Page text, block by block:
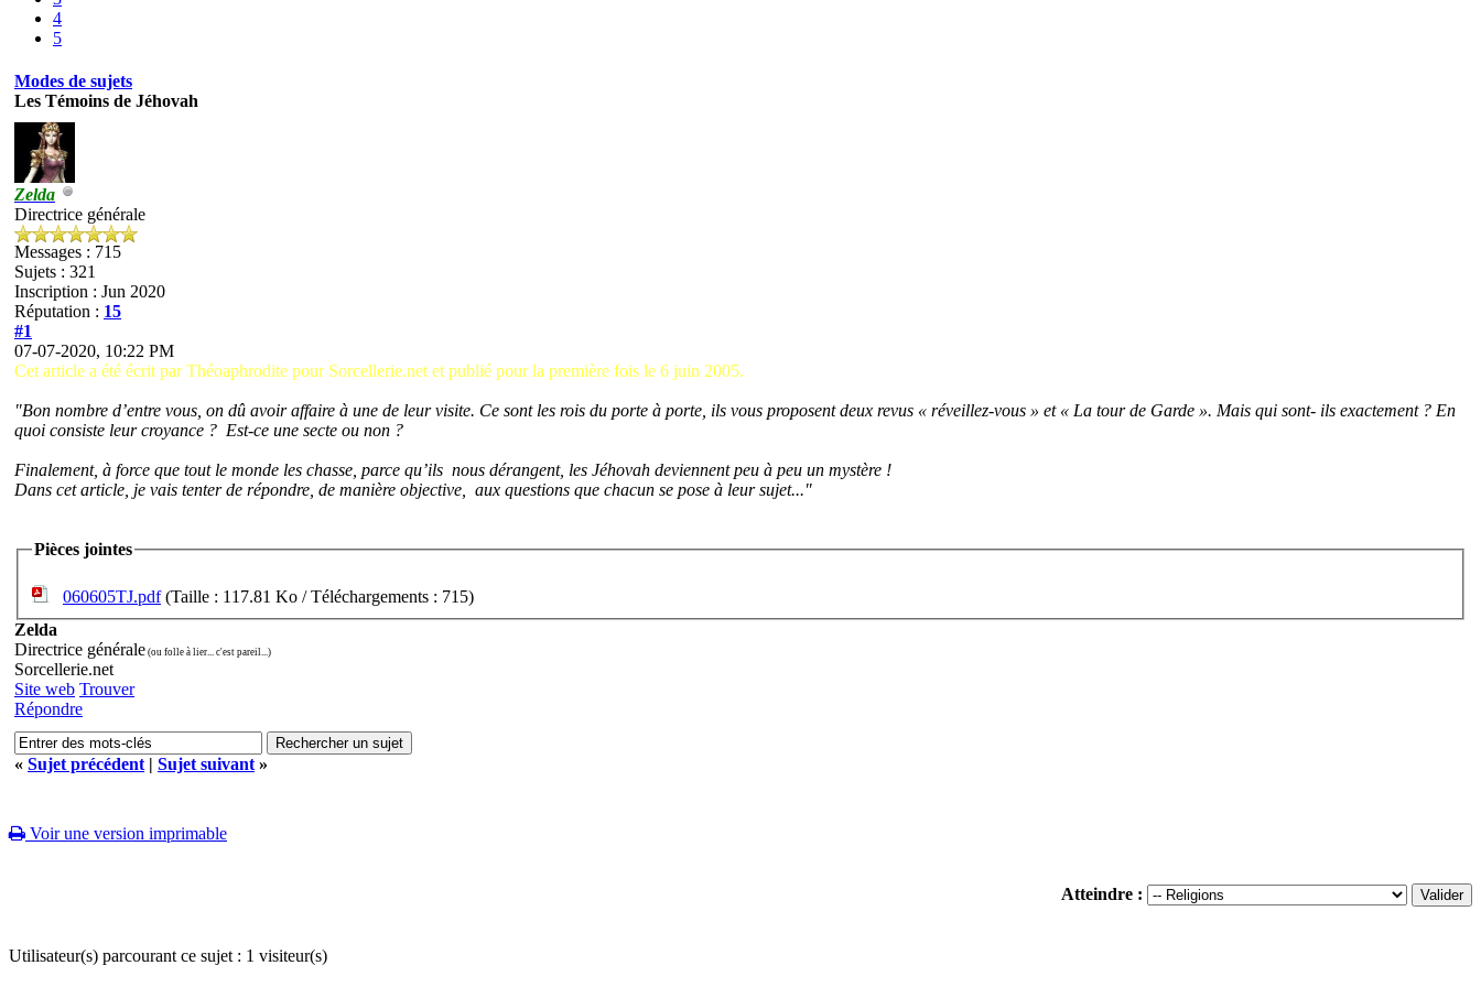
4
5
Modes de sujets
Les Témoins de Jéhovah
Zelda
Directrice générale
Messages : 715
Sujets : 321
Inscription : Jun 2020
Réputation : 15
#1
07-07-2020, 10:22 PM
Cet article a été écrit par Théoaphrodite pour Sorcellerie.net et publié pour la première fois le 6 juin 2005.
"Bon nombre d’entre vous, on dû avoir affaire à une de leur visite. Ce sont les rois du porte à porte, ils vous proposent deux revus « réveillez-vous » et « La tour de Garde ». Mais qui sont- ils exactement ? En
quoi consiste leur croyance ? Est-ce une secte ou non ?
Finalement, à force que tout le monde les chasse, parce qu’ils nous dérangent, les Jéhovah deviennent peu à peu un mystère !
Dans cet article, je vais tenter de répondre, de manière objective, aux questions que chacun se pose à leur sujet..."
Pièces jointes
060605TJ.pdf(Taille : 117.81 Ko / Téléchargements : 715)
Zelda
Directrice générale (ou folle à lier... c'est pareil...)
Sorcellerie.net
Site web Trouver
Répondre
« Sujet précédent | Sujet suivant »
Voir une version imprimable
Atteindre :
Utilisateur(s) parcourant ce sujet : 1 visiteur(s)